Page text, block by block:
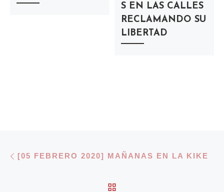
S EN LAS CALLES
RECLAMANDO SU
LIBERTAD
Navegación de entradas
[05 FEBRERO 2020] MAÑANAS EN LA KIKE